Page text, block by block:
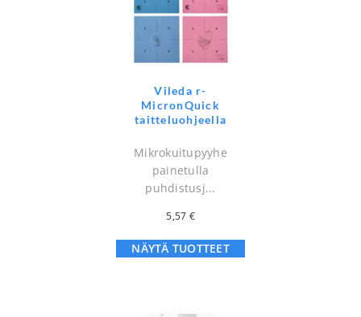
Vileda r-
MicronQuick
taitteluohjeella
Mikrokuitupyyhe
painetulla
puhdistusj...
5,57 €
NÄYTÄ TUOTTEET